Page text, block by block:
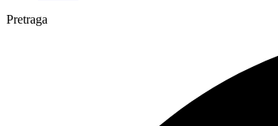
Pretraga